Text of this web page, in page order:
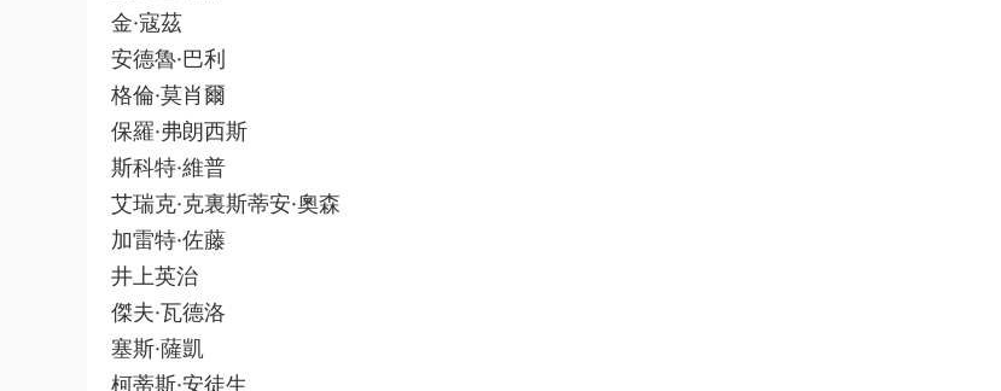
金·寇茲
安德魯·巴利
格倫·莫肖爾
保羅·弗朗西斯
斯科特·維普
艾瑞克·克裏斯蒂安·奧森
加雷特·佐藤
井上英治
傑夫·瓦德洛
塞斯·薩凱
柯蒂斯·安徒生